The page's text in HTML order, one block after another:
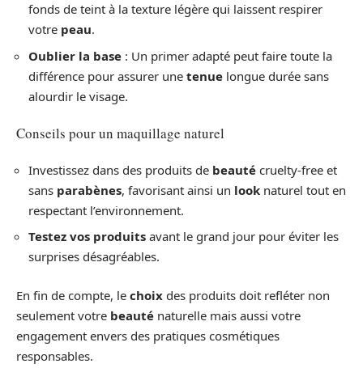
fonds de teint à la texture légère qui laissent respirer
votre peau.
Oublier la base : Un primer adapté peut faire toute la
différence pour assurer une tenue longue durée sans
alourdir le visage.
Conseils pour un maquillage naturel
Investissez dans des produits de beauté cruelty-free et
sans parabènes, favorisant ainsi un look naturel tout en
respectant l’environnement.
Testez vos produits avant le grand jour pour éviter les
surprises désagréables.
En fin de compte, le choix des produits doit refléter non
seulement votre beauté naturelle mais aussi votre
engagement envers des pratiques cosmétiques
responsables.